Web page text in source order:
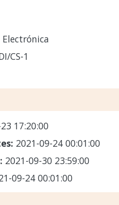
CS-1
17:20:00
2021-09-24 00:01:00
2021-09-30 23:59:00
09-24 00:01:00